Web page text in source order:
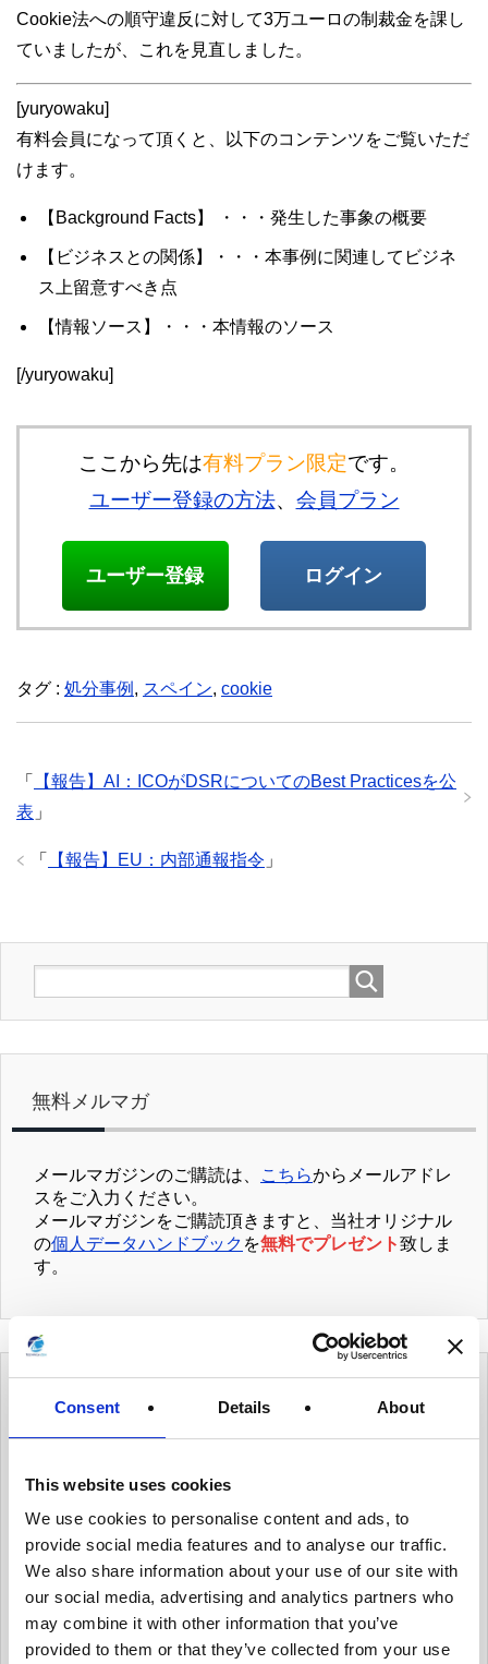
Consent Details About
This website uses cookies
We use cookies to personalise content and ads, to
provide social media features and to analyse our traffic.
We also share information about your use of our site with
our social media, advertising and analytics partners who
may combine it with other information that you’ve
provided to them or that they’ve collected from your use
Cookie法への順守違反に対して3万ユーロの制裁金を課し
ていましたが、これを見直しました。
[yuryowaku]
有料会員になって頂くと、以下のコンテンツをご覧いただ
けます。
【Background Facts】 ・・・発生した事象の概要
【ビジネスとの関係】・・・本事例に関連してビジネ
ス上留意すべき点
【情報ソース】・・・本情報のソース
[/yuryowaku]
ここから先は有料プラン限定です。
ユーザー登録の方法、 会員プラン
ユーザー登録 ログイン
タグ : 処分事例 , スペイン, cookie
「
【報告】AI：ICOがDSRについてのBest Practicesを公
表 」
「 【報告】EU：内部通報指令 」
無料メルマガ
メールマガジンのご購読は、 こちらからメールアドレ
スをご入力ください。
メールマガジンをご購読頂きますと、当社オリジナル
の個人データハンドブック を無料でプレゼント致しま
す。
カテゴリー
有用情報_ガバナンス体制を整える
有用情報_個人データ台帳の保守、データ移転メ
カニズムの保守
有用情報_内部のデータ・プライバシー・ポリシ
ーを保守